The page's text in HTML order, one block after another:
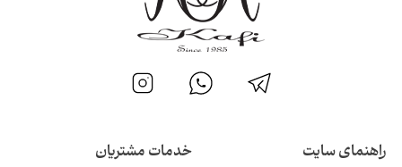
راهنمای سایت خدمات مشتریان